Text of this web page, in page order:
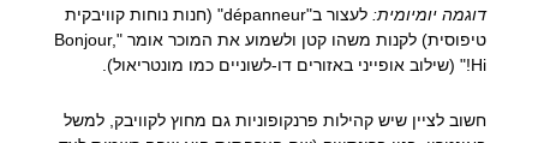
דוגמה יומיומית:
לעצור ב"dépanneur" (חנות נוחות קוויבקית
טיפוסית) לקנות משהו קטן ולשמוע את המוכר אומר "Bonjour,
Hi!" (שילוב אופייני באזורים דו-לשוניים כמו מונטריאול).
חשוב לציין שיש קהילות פרנקופוניות גם מחוץ לקוויבק, למשל